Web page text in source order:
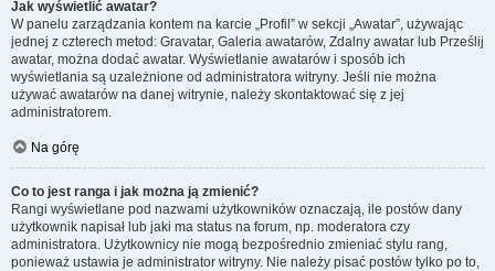
Jak wyświetlić awatar?
W panelu zarządzania kontem na karcie „Profil” w sekcji „Awatar”, używając
jednej z czterech metod: Gravatar, Galeria awatarów, Zdalny awatar lub Prześlij
awatar, można dodać awatar. Wyświetlanie awatarów i sposób ich
wyświetlania są uzależnione od administratora witryny. Jeśli nie można
używać awatarów na danej witrynie, należy skontaktować się z jej
administratorem.
Na górę
Co to jest ranga i jak można ją zmienić?
Rangi wyświetlane pod nazwami użytkowników oznaczają, ile postów dany
użytkownik napisał lub jaki ma status na forum, np. moderatora czy
administratora. Użytkownicy nie mogą bezpośrednio zmieniać stylu rang,
ponieważ ustawia je administrator witryny. Nie należy pisać postów tylko po to,